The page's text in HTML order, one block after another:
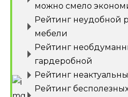
можно смело
Рейтинг неудобной
мебели
Рейтинг
гардеробной
Рейтинг
Рейтинг